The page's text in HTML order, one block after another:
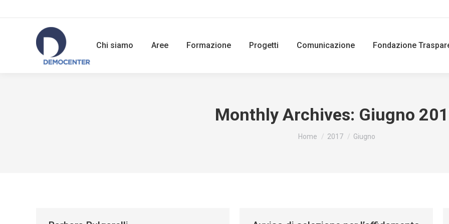
Chi siamo Aree Formazione Progetti Comunicazione Fondazione
Monthly Archives: Giugno
You are here:
Home 2017 Giugno